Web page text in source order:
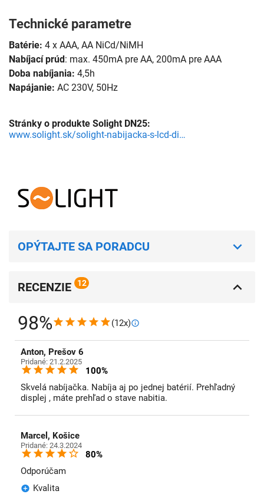
Technické parametre
Batérie: 4 x AAA, AA NiCd/NiMH
Nabíjací prúd: max. 450mA pre AA, 200mA pre AAA
Doba nabíjania: 4,5h
Napájanie: AC 230V, 50Hz
Stránky o produkte Solight DN25:
www.solight.sk/solight-nabijacka-s-lcd-displejom-ac-230v-450ma-4-kanaly-aa-aaa-riadena-mik
OPÝTAJTE SA PORADCU
RECENZIE 12
98% (12x)
Anton, Prešov 6
Pridané: 21.2.2025
100%
Skvelá nabíjačka. Nabíja aj po jednej batérií. Prehľadný
displej , máte prehľad o stave nabitia.
Marcel, Košice
Pridané: 24.3.2024
80%
Odporúčam
Kvalita